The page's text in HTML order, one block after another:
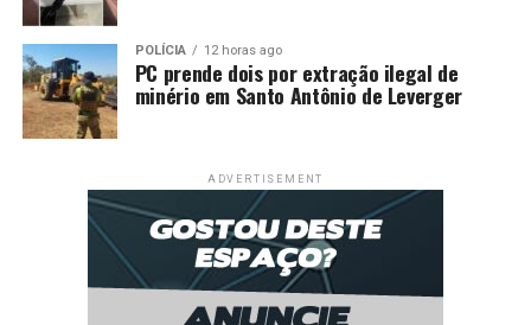
POLÍCIA 12 horas ago
PC prende dois por extração ilegal de
minério em Santo Antônio de Leverger
ADVERTISEMENT